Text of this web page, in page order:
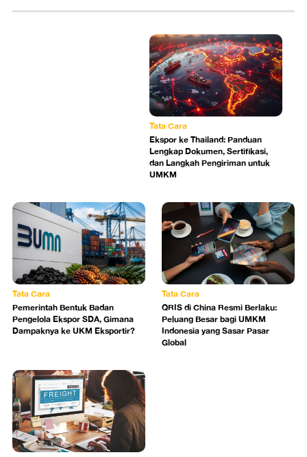
Tata Cara
Ekspor ke Thailand: Panduan
Lengkap Dokumen, Sertifikasi,
dan Langkah Pengiriman untuk
UMKM
Tata Cara
Pemerintah Bentuk Badan
Pengelola Ekspor SDA, Gimana
Dampaknya ke UKM Eksportir?
Tata Cara
QRIS di China Resmi Berlaku:
Peluang Besar bagi UMKM
Indonesia yang Sasar Pasar
Global